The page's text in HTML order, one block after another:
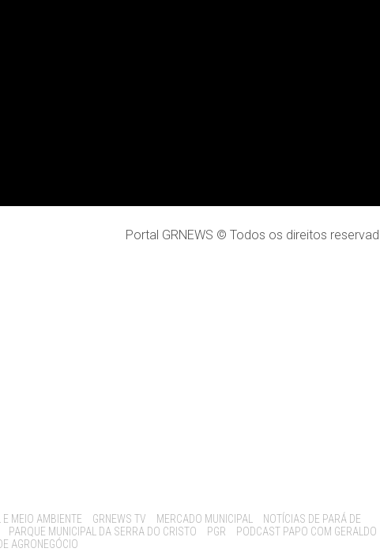
Portal GRNEWS © Todos os direitos
MEIO AMBIENTE GRNEWS TV MERCADO MUNICIPAL
NOTÍCIAS DE PARÁ DE
PARQUE MUNICIPAL DA SERRA DO CRISTO PGR
PODCAST PAPO COM GERALDO
AGRONEGÓCIO